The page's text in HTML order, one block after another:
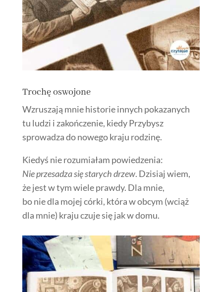
Trochę oswojone
Wzruszają mnie historie innych pokazanych
tu ludzi i zakończenie, kiedy Przybysz
sprowadza do nowego kraju rodzinę.
Kiedyś nie rozumiałam powiedzenia:
Nie przesadza się starych drzew. Dzisiaj wiem,
że jest w tym wiele prawdy. Dla mnie,
bo nie dla mojej córki, która w obcym (wciąż
dla mnie) kraju czuje się jak w domu.